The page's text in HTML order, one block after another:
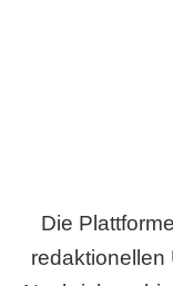
Die
redaktionellen